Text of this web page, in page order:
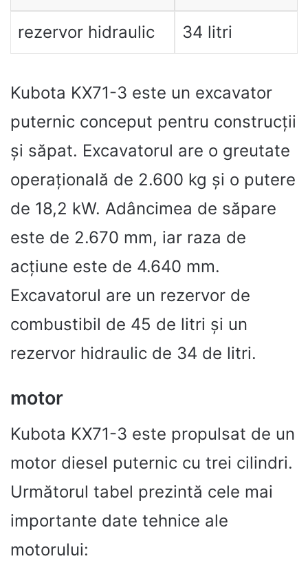
rezervor hidraulic 34 litri
Kubota KX71-3 este un excavator
puternic conceput pentru construcții
și săpat. Excavatorul are o greutate
operațională de 2.600 kg și o putere
de 18,2 kW. Adâncimea de săpare
este de 2.670 mm, iar raza de
acțiune este de 4.640 mm.
Excavatorul are un rezervor de
combustibil de 45 de litri și un
rezervor hidraulic de 34 de litri.
motor
Kubota KX71-3 este propulsat de un
motor diesel puternic cu trei cilindri.
Următorul tabel prezintă cele mai
importante date tehnice ale
motorului: